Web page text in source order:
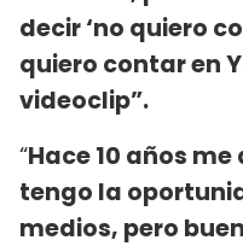
decir ‘no quiero
quiero contar en
videoclip”.
“Hace 10 años
tengo la
medios, pero